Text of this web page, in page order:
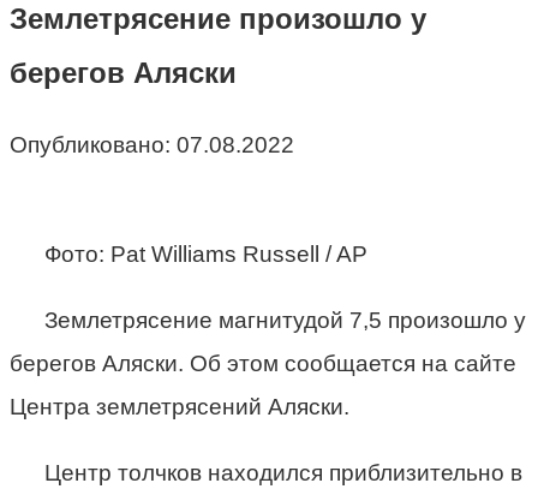
Землетрясение произошло у
берегов Аляски
Опубликовано: 07.08.2022
Фото: Pat Williams Russell / AP
Землетрясение магнитудой 7,5 произошло у
берегов Аляски. Об этом сообщается на сайте
Центра землетрясений Аляски.
Центр толчков находился приблизительно в